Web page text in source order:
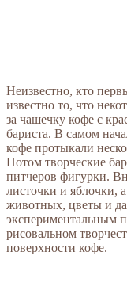
Неизвестно, кто
известно то, что
за чашечку кофе с
бариста. В самом
кофе протыкали
Потом творческие
питчеров фигурки.
листочки и яблочки,
животных, цветы и
экспериментальным
рисовальном
поверхности кофе.